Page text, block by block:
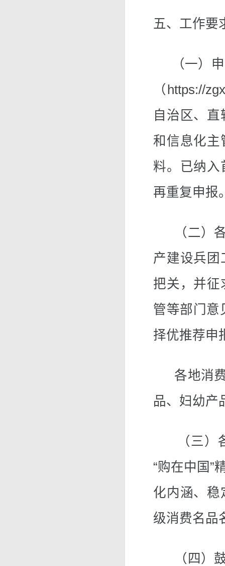
五、工作要
（一）申
（https://
自治区、
和信息化主
料。已纳入
再重复申报
（二）各
产建设兵
把关，并征
管等部门意
择优推荐申
各地消费
品、妇幼产
（三）各
“购在中国”
化内涵、稳
级消费名品
（四）鼓